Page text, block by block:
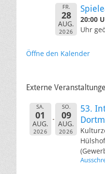
FR.
28
AUG.
2026
20:00
Uhr
Öffne den Kalender
Externe
SA.
01
AUG.
2026
SO.
09
AUG.
2026
53.